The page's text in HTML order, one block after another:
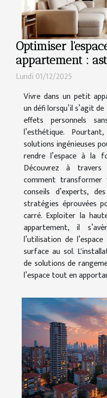
Optimiser
appartement :
Lundi 01/12/2025
Vivre dans un petit
un défi lorsqu’il s’agit
effets personnels
l’esthétique.
solutions ingénieuses
rendre l’espace à la
Découvrez à travers
comment
conseils d’experts,
stratégies éprouvées
carré. Exploiter la
appartement, il
l’utilisation de
surface au sol.
de solutions de
l’espace tout en